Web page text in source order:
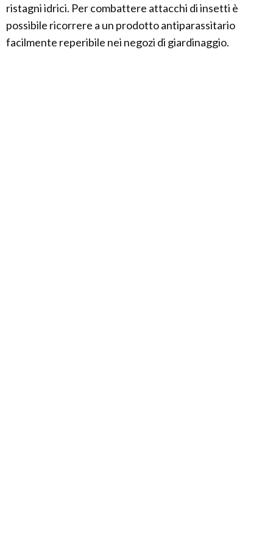
ristagni idrici. Per combattere attacchi di insetti è
possibile ricorrere a un prodotto antiparassitario
facilmente reperibile nei negozi di giardinaggio.